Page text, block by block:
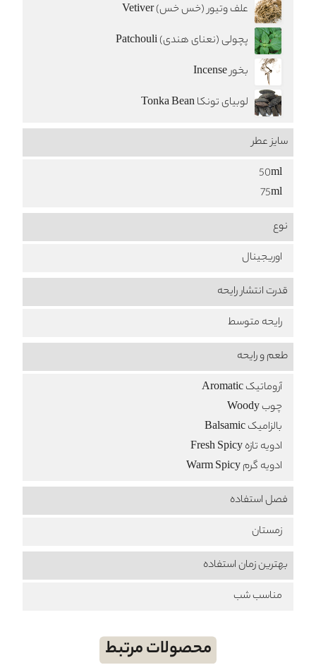
علف وتیور (خس خس) Vetiver
پچولی (نعنای هندی) Patchouli
بخور Incense
لوبیای تونکا Tonka Bean
سایز عطر
50ml
75ml
نوع
اوریجینال
قدرت انتشار رایحه
رایحه متوسط
طعم‌ و رایحه
آروماتیک Aromatic
چوب Woody
بالزامیک Balsamic
ادویه تازه Fresh Spicy
ادویه گرم Warm Spicy
فصل استفاده
زمستان
بهترین زمان استفاده
مناسب شب
محصولات مرتبط